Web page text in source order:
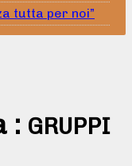
tutta per noi”
: GRUPPI